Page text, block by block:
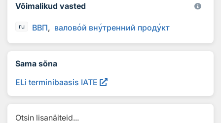
Võimalikud vasted
ru ВВП валовой внутренний продукт
Sama sõna
ELi terminibaasis IATE
Otsin lisanäiteid...